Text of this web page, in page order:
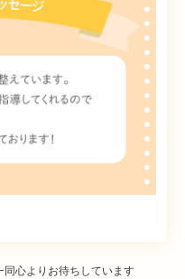
同心よりお待ちしています